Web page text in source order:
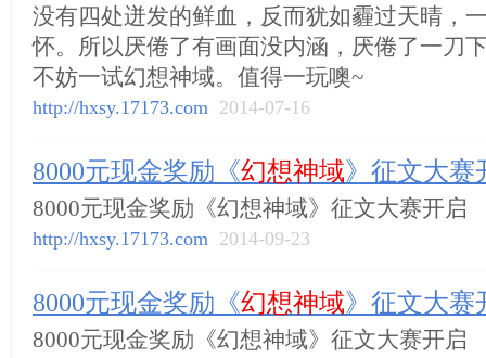
没有四处迸发的鲜血，反而犹如霾过天晴，
怀。所以厌倦了有画面没内涵，厌倦了一刀
不妨一试幻想神域。值得一玩噢~
http://hxsy.17173.com 2014-07-16
8000元现金奖励《幻想神域》征文大赛
8000元现金奖励《幻想神域》征文大赛开启
http://hxsy.17173.com 2014-09-23
8000元现金奖励《幻想神域》征文大赛
8000元现金奖励《幻想神域》征文大赛开启